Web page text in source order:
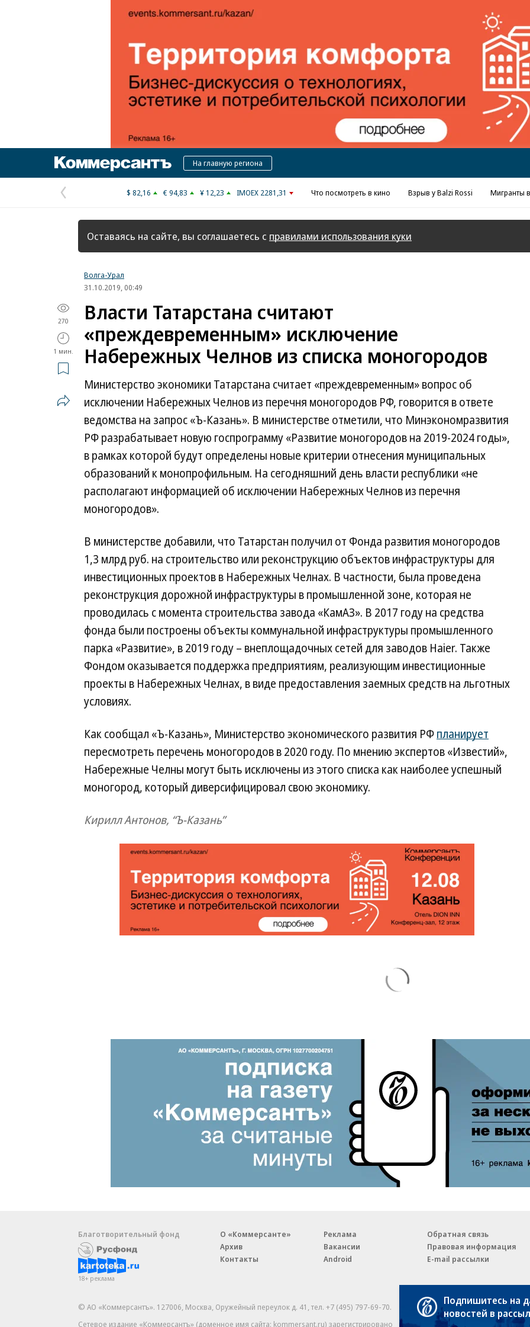
Реклама в «Ъ» www.kommersant.ru/ad
КоммерсантъНа главную региона
Предыдущая
страница
$ 82,16 € 94,83 ¥ 12,23 IMOEX 2281,31 Что посмотреть в кино Взрыв у Balzi Rossi Мигранты
Оставаясь на сайте, вы соглашаетесь с правилами использования куки
Волга-Урал
31.10.2019, 00:49
270
1 мин.
Власти Татарстана считают
«преждевременным» исключение
Набережных Челнов из списка моногородов
Министерство экономики Татарстана считает «преждевременным» вопрос об
исключении Набережных Челнов из перечня моногородов РФ, говорится в ответе
ведомства на запрос «Ъ-Казань». В министерстве отметили, что Минэкономразвития
РФ разрабатывает новую госпрограмму «Развитие моногородов на 2019-2024 годы»,
в рамках которой будут определены новые критерии отнесения муниципальных
образований к монопрофильным. На сегодняшний день власти республики «не
располагают информацией об исключении Набережных Челнов из перечня
моногородов».
В министерстве добавили, что Татарстан получил от Фонда развития моногородов
1,3 млрд руб. на строительство или реконструкцию объектов инфраструктуры для
инвестиционных проектов в Набережных Челнах. В частности, была проведена
реконструкция дорожной инфраструктуры в промышленной зоне, которая не
проводилась с момента строительства завода «КамАЗ». В 2017 году на средства
фонда были построены объекты коммунальной инфраструктуры промышленного
парка «Развитие», в 2019 году – внеплощадочных сетей для заводов Haier. Также
Фондом оказывается поддержка предприятиям, реализующим инвестиционные
проекты в Набережных Челнах, в виде предоставления заемных средств на льготных
условиях.
Как сообщал «Ъ-Казань», Министерство экономического развития РФпланирует
пересмотреть перечень моногородов в 2020 году. По мнению экспертов «Известий»,
Набережные Челны могут быть исключены из этого списка как наиболее успешный
моногород, который диверсифицировал свою экономику.
Кирилл Антонов, “Ъ-Казань”
Благотворительный фонд
18+ реклама
О «Коммерсанте»
Архив
Контакты
Реклама
Вакансии
Android
Обратная связь
Правовая информация
E-mail рассылки
© АО «Коммерсантъ». 127006, Москва, Оружейный переулок д. 41,тел. +7 (495) 797-69-70.
Сетевое издание «Коммерсантъ» (доменное имя сайта: kommersant.ru) зарегистрировано
Партнерские проекты/
«Промо» и «Официальное
Подпишитесь на
новостей в